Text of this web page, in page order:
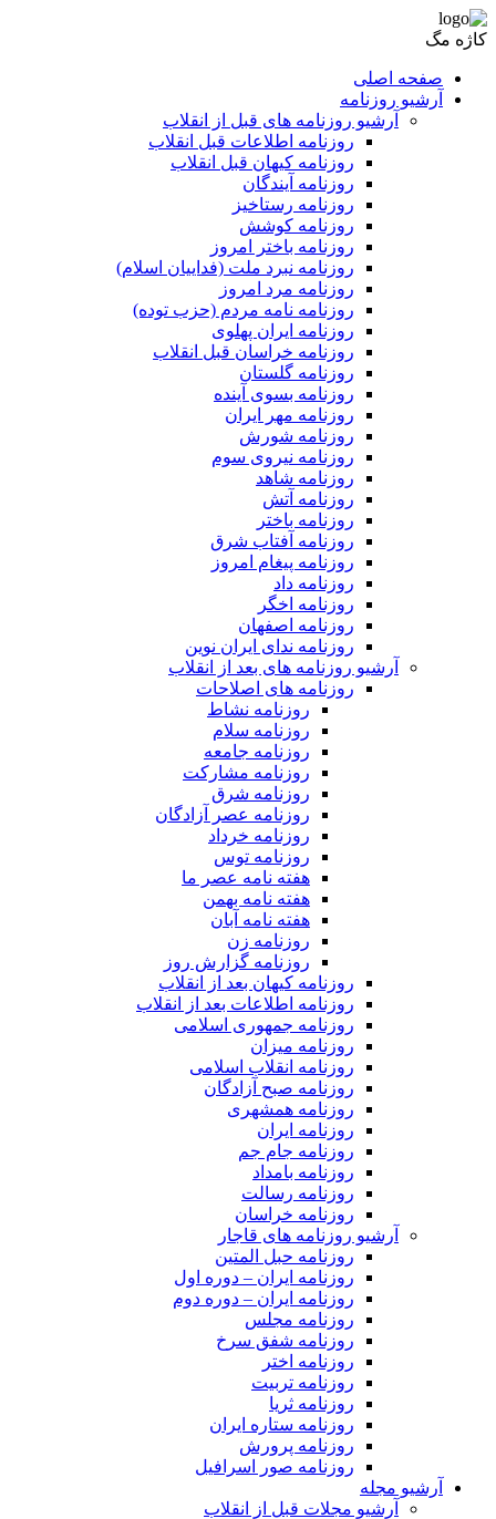
کاژه مگ
صفحه اصلی
آرشیو روزنامه
آرشیو روزنامه های قبل از انقلاب
روزنامه اطلاعات قبل انقلاب
روزنامه کیهان قبل انقلاب
روزنامه آیندگان
روزنامه رستاخیز
روزنامه کوشش
روزنامه باختر امروز
روزنامه نبرد ملت (فداییان اسلام)
روزنامه مرد امروز
روزنامه نامه مردم (حزب توده)
روزنامه ایران پهلوی
روزنامه خراسان قبل انقلاب
روزنامه گلستان
روزنامه بسوی آینده
روزنامه مهر ایران
روزنامه شورش
روزنامه نیروی سوم
روزنامه شاهد
روزنامه آتش
روزنامه باختر
روزنامه آفتاب شرق
روزنامه پیغام امروز
روزنامه داد
روزنامه اخگر
روزنامه اصفهان
روزنامه ندای ایران نوین
آرشیو روزنامه های بعد از انقلاب
روزنامه های اصلاحات
روزنامه نشاط
روزنامه سلام
روزنامه جامعه
روزنامه مشارکت
روزنامه شرق
روزنامه عصر آزادگان
روزنامه خرداد
روزنامه توس
هفته نامه عصر ما
هفته نامه بهمن
هفته نامه آبان
روزنامه زن
روزنامه گزارش روز
روزنامه کیهان بعد از انقلاب
روزنامه اطلاعات بعد از انقلاب
روزنامه جمهوری اسلامی
روزنامه میزان
روزنامه انقلاب اسلامی
روزنامه صبح آزادگان
روزنامه همشهری
روزنامه ایران
روزنامه جام جم
روزنامه بامداد
روزنامه رسالت
روزنامه خراسان
آرشیو روزنامه های قاجار
روزنامه حبل المتین
روزنامه ایران – دوره اول
روزنامه ایران – دوره دوم
روزنامه مجلس
روزنامه شفق سرخ
روزنامه اختر
روزنامه تربیت
روزنامه ثریا
روزنامه ستاره ایران
روزنامه پرورش
روزنامه صور اسرافیل
آرشیو مجله
آرشیو مجلات قبل از انقلاب